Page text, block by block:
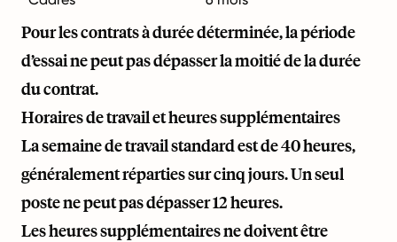
Pour les contrats à durée déterminée, la période
d’essai ne peut pas dépasser la moitié de la durée
du contrat.
Horaires de travail et heures supplémentaires
La semaine de travail standard est de 40 heures,
généralement réparties sur cinq jours. Un seul
poste ne peut pas dépasser 12 heures.
Les heures supplémentaires ne doivent être